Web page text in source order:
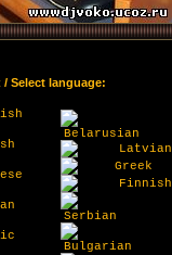
Select language:
Belarusian
Latvian
Greek
Finnish
Serbian
Bulgarian